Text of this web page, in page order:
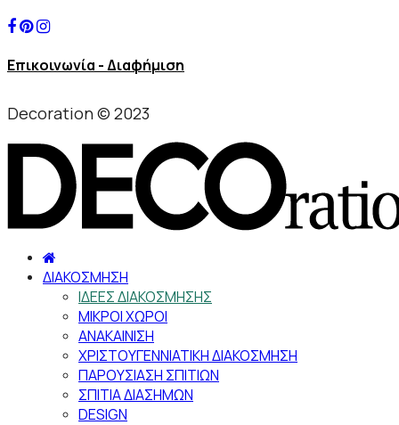
Επικοινωνία - Διαφήμιση
Decoration © 2023
ΔΙΑΚΟΣΜΗΣΗ
ΙΔΕΕΣ ΔΙΑΚΟΣΜΗΣΗΣ
ΜΙΚΡΟΙ ΧΩΡΟΙ
ΑΝΑΚΑΙΝΙΣΗ
ΧΡΙΣΤΟΥΓΕΝΝΙΑΤΙΚΗ ΔΙΑΚΟΣΜΗΣΗ
ΠΑΡΟΥΣΙΑΣΗ ΣΠΙΤΙΩΝ
ΣΠΙΤΙΑ ΔΙΑΣΗΜΩΝ
DESIGN